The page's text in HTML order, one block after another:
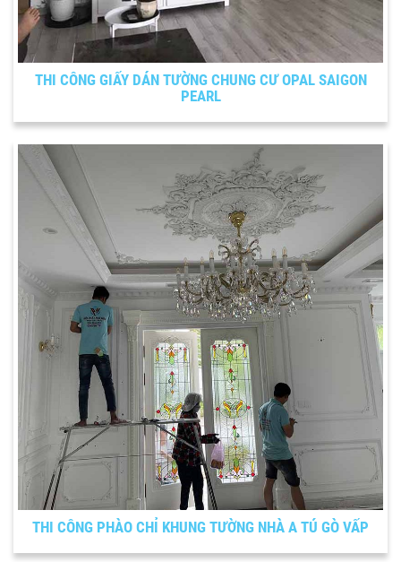
THI CÔNG GIẤY DÁN TƯỜNG CHUNG CƯ OPAL SAIGON
PEARL
THI CÔNG PHÀO CHỈ KHUNG TƯỜNG NHÀ A TÚ GÒ VẤP